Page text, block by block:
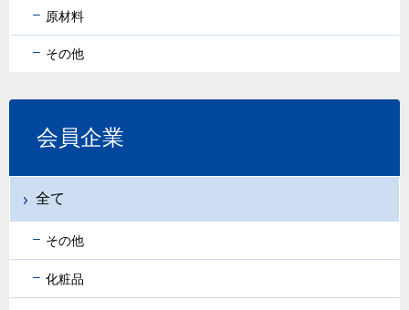
原材料
その他
会員企業
全て
その他
化粧品